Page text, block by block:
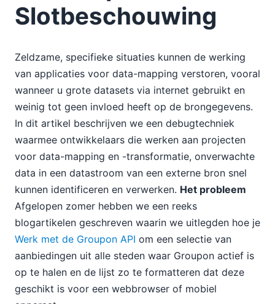
Slotbeschouwing
Zeldzame, specifieke situaties kunnen de werking
van applicaties voor data-mapping verstoren, vooral
wanneer u grote datasets via internet gebruikt en
weinig tot geen invloed heeft op de brongegevens.
In dit artikel beschrijven we een debugtechniek
waarmee ontwikkelaars die werken aan projecten
voor data-mapping en -transformatie, onverwachte
data in een datastroom van een externe bron snel
kunnen identificeren en verwerken. Het probleem
Afgelopen zomer hebben we een reeks
blogartikelen geschreven waarin we uitlegden hoe je
Werk met de Groupon API om een selectie van
aanbiedingen uit alle steden waar Groupon actief is
op te halen en de lijst zo te formatteren dat deze
geschikt is voor een webbrowser of mobiel